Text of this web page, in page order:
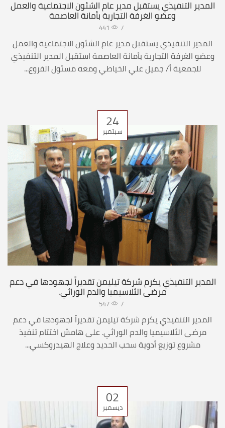
المدير التنفيذي يستقبل مدير عام الشئون الاجتماعية والعمل
وعضو الغرفة التجارية بأمانة العاصمة
/
441
المدير التنفيذي يستقبل مدير عام الشئون الاجتماعية والعمل
وعضو الغرفة التجارية بأمانة العاصمة استقبل المدير التنفيذي
للجمعية أ/ جميل علي الخياطي ومعه مسئول الفروع...
24
سبتمبر
المدير التنفيذي يكرم شركة تيليمن تقديراً لجهودها في دعم
مرضى الثلاسيميا والدم الوراثي.
/
547
المدير التنفيذي يكرم شركة تيليمن تقديراً لجهودها في دعم
مرضى الثلاسيميا والدم الوراثي. على هامش اختتام تنفيذ
مشروع توزيع أدوية سحب الحديد وعلاج الهيدروكسي...
02
ديسمبر